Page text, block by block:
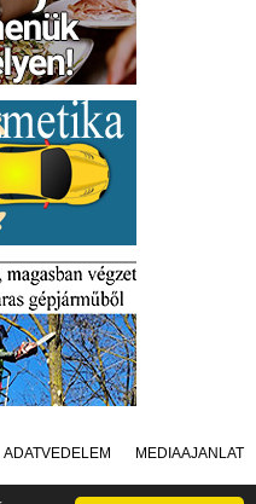
ADATVÉDELEM MÉDIAAJÁNLAT